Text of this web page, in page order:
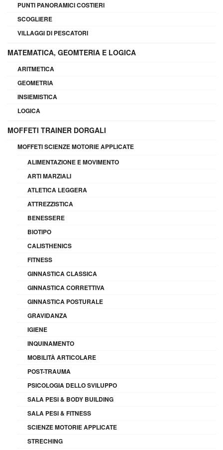
PUNTI PANORAMICI COSTIERI
SCOGLIERE
VILLAGGI DI PESCATORI
MATEMATICA, GEOMTERIA E LOGICA
ARITMETICA
GEOMETRIA
INSIEMISTICA
LOGICA
MOFFETI TRAINER DORGALI
MOFFETI SCIENZE MOTORIE APPLICATE
ALIMENTAZIONE E MOVIMENTO
ARTI MARZIALI
ATLETICA LEGGERA
ATTREZZISTICA
BENESSERE
BIOTIPO
CALISTHENICS
FITNESS
GINNASTICA CLASSICA
GINNASTICA CORRETTIVA
GINNASTICA POSTURALE
GRAVIDANZA
IGIENE
INQUINAMENTO
MOBILITÀ ARTICOLARE
POST-TRAUMA
PSICOLOGIA DELLO SVILUPPO
SALA PESI & BODY BUILDING
SALA PESI & FITNESS
SCIENZE MOTORIE APPLICATE
STRECHING